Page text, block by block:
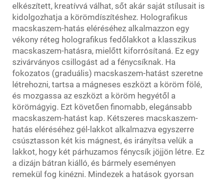
elkészített, kreatívvá válhat, sőt akár saját stílusait is
kidolgozhatja a körömdíszítéshez. Holografikus
macskaszem-hatás eléréséhez alkalmazzon egy
vékony réteg holografikus fedőlakkot a klasszikus
macskaszem-hatásra, mielőtt kiforrósítaná. Ez egy
szivárványos csillogást ad a fénycsíknak. Ha
fokozatos (graduális) macskaszem-hatást szeretne
létrehozni, tartsa a mágneses eszközt a köröm fölé,
és mozgassa az eszközt a köröm hegyétől a
körömágyig. Ezt követően finomabb, elegánsabb
macskaszem-hatást kap. Kétszeres macskaszem-
hatás eléréséhez gél-lakkot alkalmazva egyszerre
csúsztasson két kis mágnest, és irányítsa velük a
lakkot, hogy két párhuzamos fénycsík jöjjön létre. Ez
a dizájn bátran kiálló, és bármely eseményen
remekül fog kinézni. Mindezek a hatások gyorsan